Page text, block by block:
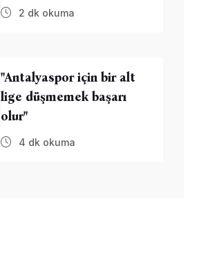
2 dk okuma
"Antalyaspor için bir alt
lige düşmemek başarı
olur"
4 dk okuma